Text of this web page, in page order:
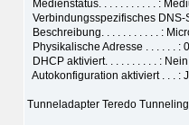
Medienstatus. . . . . . . . . . . :
Verbindungsspezifisches DNS-
Beschreibung. . . . . . . . . . . :
Physikalische Adresse . . . . . .
DHCP aktiviert. . . . . . . . . . : Nein
Autokonfiguration aktiviert . . . :
Tunneladapter Teredo